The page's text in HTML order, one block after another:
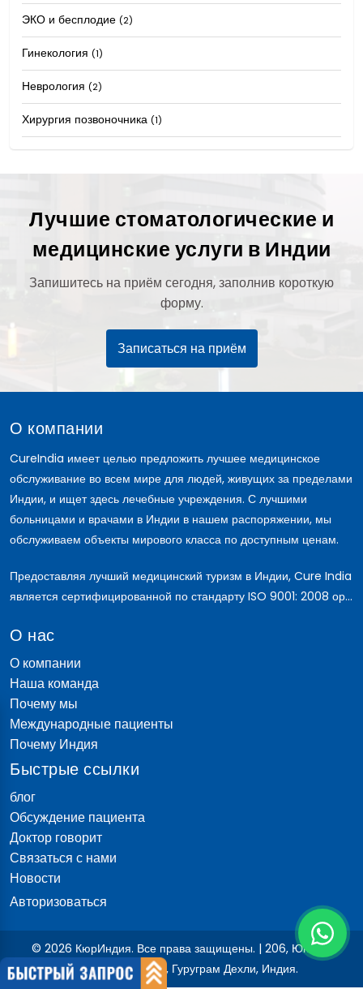
ЭКО и бесплодие (2)
Гинекология (1)
Неврология (2)
Хирургия позвоночника (1)
Лучшие стоматологические и
медицинские услуги в Индии
Запишитесь на приём сегодня, заполнив короткую
форму.
Записаться на приём
О компании
CureIndia имеет целью предложить лучшее медицинское
обслуживание во всем мире для людей, живущих за пределами
Индии, и ищет здесь лечебные учреждения. С лучшими
больницами и врачами в Индии в нашем распоряжении, мы
обслуживаем объекты мирового класса по доступным ценам.
Предоставляя лучший медицинский туризм в Индии, Cure India
является сертифицированной по стандарту ISO 9001: 2008 ор...
О нас
О компании
Наша команда
Почему мы
Международные пациенты
Почему Индия
Быстрые ссылки
блог
Обсуждение пациента
Доктор говорит
Связаться с нами
Новости
Авторизоваться
© 2026 КюрИндия. Все права защищены. | 206, Юнитек
Аркадия сектор 49, Гуруграм Дехли, Индия.